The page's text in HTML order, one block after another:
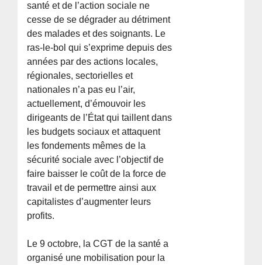
santé et de l’action sociale ne
cesse de se dégrader au détriment
des malades et des soignants. Le
ras-le-bol qui s’exprime depuis des
années par des actions locales,
régionales, sectorielles et
nationales n’a pas eu l’air,
actuellement, d’émouvoir les
dirigeants de l’État qui taillent dans
les budgets sociaux et attaquent
les fondements mêmes de la
sécurité sociale avec l’objectif de
faire baisser le coût de la force de
travail et de permettre ainsi aux
capitalistes d’augmenter leurs
profits.
Le 9 octobre, la CGT de la santé a
organisé une mobilisation pour la